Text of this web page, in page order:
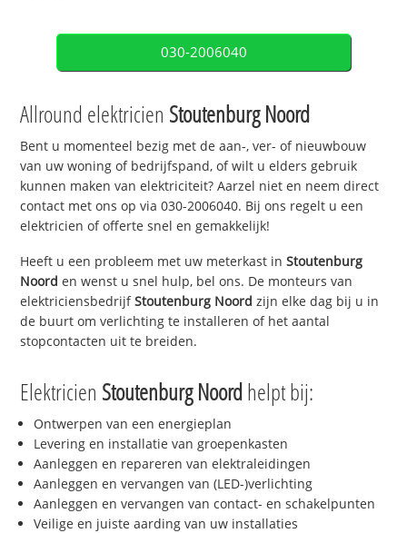
030-2006040
Allround elektricien Stoutenburg Noord
Bent u momenteel bezig met de aan-, ver- of nieuwbouw
van uw woning of bedrijfspand, of wilt u elders gebruik
kunnen maken van elektriciteit? Aarzel niet en neem direct
contact met ons op via 030-2006040. Bij ons regelt u een
elektricien of offerte snel en gemakkelijk!
Heeft u een probleem met uw meterkast inStoutenburg
Noord en wenst u snel hulp, bel ons. De monteurs van
elektriciensbedrijfStoutenburg Noord zijn elke dag bij u in
de buurt om verlichting te installeren of het aantal
stopcontacten uit te breiden.
Elektricien Stoutenburg Noordhelpt bij:
Ontwerpen van een energieplan
Levering en installatie van groepenkasten
Aanleggen en repareren van elektraleidingen
Aanleggen en vervangen van (LED-)verlichting
Aanleggen en vervangen van contact- en schakelpunten
Veilige en juiste aarding van uw installaties